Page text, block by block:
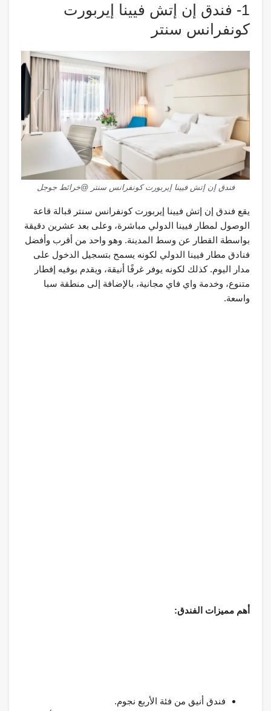
1- فندق إن إتش فيينا إيربورت
كونفرانس سنتر
فندق إن إتش فيينا إيربورت كونفرانس سنتر @خرائط جوجل
يقع فندق إن إتش فيينا إيربورت كونفرانس سنتر قبالة قاعة
الوصول لمطار فيينا الدولي مباشرة، وعلى بعد عشرين دقيقة
بواسطة القطار عن وسط المدينة. وهو واحد من أقرب وأفضل
فنادق مطار فيينا الدولي لكونه يسمح بتسجيل الدخول على
مدار اليوم. كذلك لكونه يوفر غرفًا أنيقة، ويقدم بوفيه إفطار
متنوع، وخدمة واي فاي مجانية، بالإضافة إلى منطقة سبا
واسعة.
أهم مميزات الفندق:
فندق أنيق من فئة الأربع نجوم.